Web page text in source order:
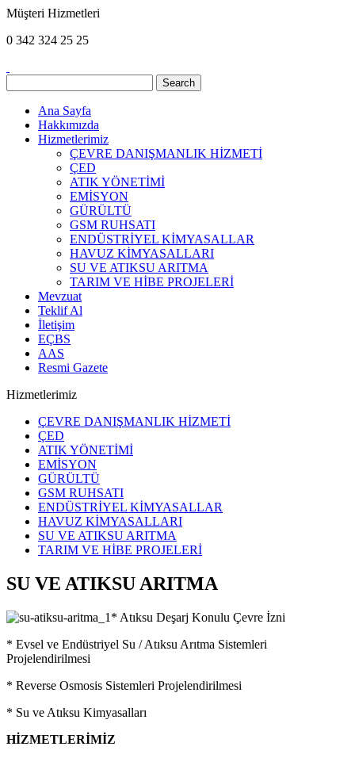
Müşteri Hizmetleri
0 342 324 25 25
Ana Sayfa
Hakkımızda
Hizmetlerimiz
ÇEVRE DANIŞMANLIK HİZMETİ
ÇED
ATIK YÖNETİMİ
EMİSYON
GÜRÜLTÜ
GSM RUHSATI
ENDÜSTRİYEL KİMYASALLAR
HAVUZ KİMYASALLARI
SU VE ATIKSU ARITMA
TARIM VE HİBE PROJELERİ
Mevzuat
Teklif Al
İletişim
EÇBS
AAS
Resmi Gazete
Hizmetlerimiz
ÇEVRE DANIŞMANLIK HİZMETİ
ÇED
ATIK YÖNETİMİ
EMİSYON
GÜRÜLTÜ
GSM RUHSATI
ENDÜSTRİYEL KİMYASALLAR
HAVUZ KİMYASALLARI
SU VE ATIKSU ARITMA
TARIM VE HİBE PROJELERİ
SU VE ATIKSU ARITMA
* Atıksu Deşarj Konulu Çevre İzni
* Evsel ve Endüstriyel Su / Atıksu Arıtma Sistemleri
Projelendirilmesi
* Reverse Osmosis Sistemleri Projelendirilmesi
* Su ve Atıksu Kimyasalları
HİZMETLERİMİZ